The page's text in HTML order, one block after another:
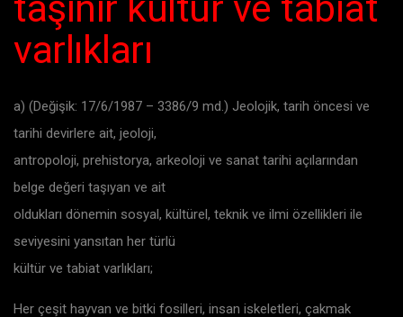
varlıkları
a) (Değişik: 17/6/1987 – 3386/9 md.) Jeolojik, tarih öncesi ve
tarihi devirlere ait, jeoloji,
antropoloji, prehistorya, arkeoloji ve sanat tarihi açılarından
belge değeri taşıyan ve ait
oldukları dönemin sosyal, kültürel, teknik ve ilmi özellikleri ile
seviyesini yansıtan her türlü
kültür ve tabiat varlıkları;
Her çeşit hayvan ve bitki fosilleri, insan iskeletleri, çakmak